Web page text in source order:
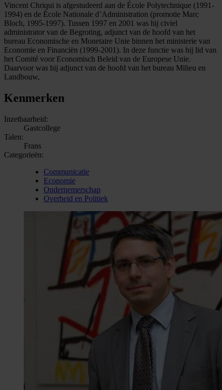
Vincent Chriqui is afgestudeerd aan de École Polytechnique (1991-
1994) en de École Nationale d’Administration (promotie Marc
Bloch, 1995-1997). Tussen 1997 en 2001 was hij civiel
administrator van de Begroting, adjunct van de hoofd van het
bureau Economische en Monetaire Unie binnen het ministerie van
Economie en Financiën (1999-2001). In deze functie was hij lid van
het Comité voor Economisch Beleid van de Europese Unie.
Daarvoor was hij adjunct van de hoofd van het bureau Milieu en
Landbouw,
Kenmerken
Inzetbaarheid:
Gastcollege
Talen:
Frans
Categorieën:
Communicatie
Economie
Ondernemerschap
Overheid en Politiek